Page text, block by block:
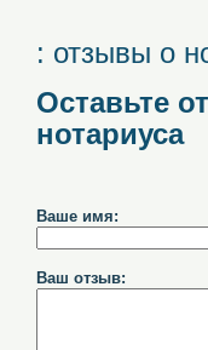
: отзывы о
Оставьте
нотариуса
Ваше имя:
Ваш отзыв: